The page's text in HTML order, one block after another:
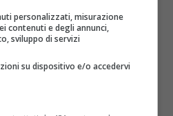
personalizzati, misurazione
contenuti e degli annunci,
sviluppo di servizi
su dispositivo e/o accedervi